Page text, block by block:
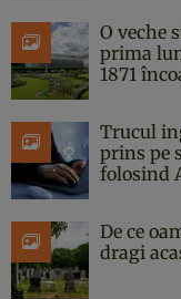
O veche
prima
1871
Trucul
prins pe
folosind
De ce
dragi